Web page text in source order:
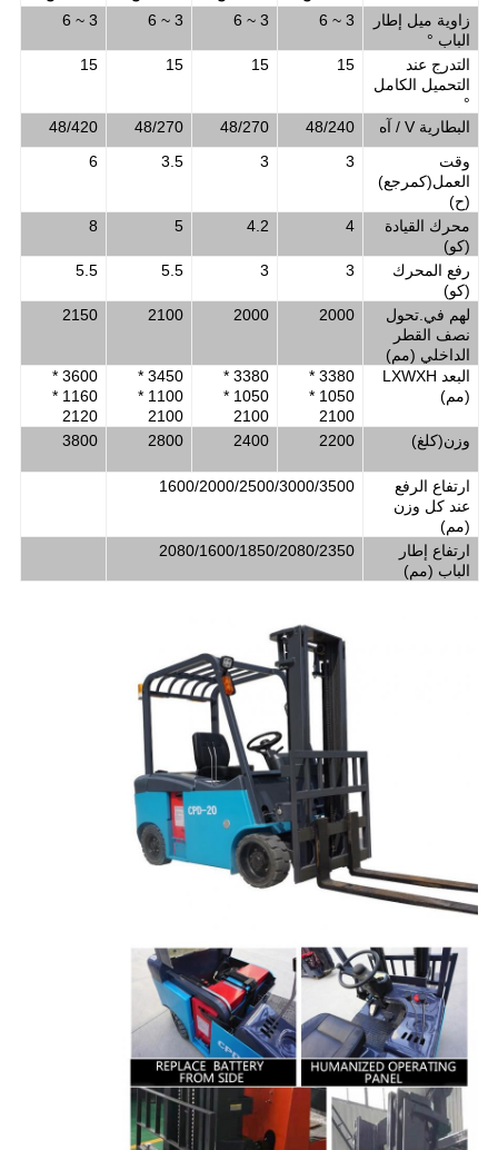
زاوية ميل إطار
الباب °
3 ~ 6
3 ~ 6
3 ~ 6
3 ~ 6
التدرج عند
التحميل الكامل
°
15
15
15
15
البطارية V / آه 48/240
48/270
48/270
48/420
وقت
العمل(كمرجع)
(ح)
3
3
3.5
6
محرك القيادة
(كو)
4
4.2
5
8
رفع المحرك
(كو)
3
3
5.5
5.5
لهم في.تحول
نصف القطر
الداخلي (مم)
2000
2000
2100
2150
البعد LXWXH
(مم)
3380 *
1050 *
2100
3380 *
1050 *
2100
3450 *
1100 *
2100
3600 *
1160 *
2120
وزن(كلغ)
2200
2400
2800
3800
ارتفاع الرفع
عند كل وزن
(مم)
1600/2000/2500/3000/3500
ارتفاع إطار
الباب (مم)
2080/1600/1850/2080/2350